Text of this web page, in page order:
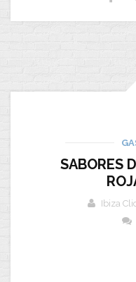
SABORES
Ibiza